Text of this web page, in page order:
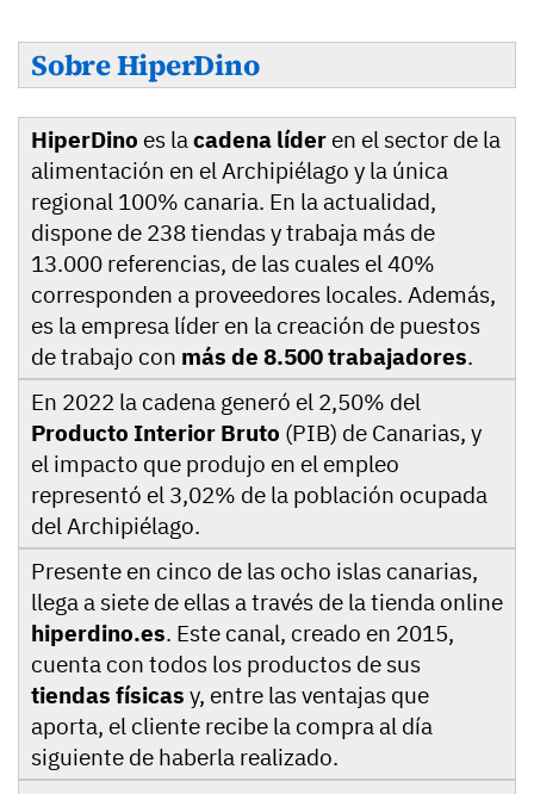
Sobre HiperDino
HiperDino es la cadena líder en el sector de la
alimentación en el Archipiélago y la única
regional 100% canaria. En la actualidad,
dispone de 238 tiendas y trabaja más de
13.000 referencias, de las cuales el 40%
corresponden a proveedores locales. Además,
es la empresa líder en la creación de puestos
de trabajo con más de 8.500 trabajadores.
En 2022 la cadena generó el 2,50% del
Producto Interior Bruto (PIB) de Canarias, y
el impacto que produjo en el empleo
representó el 3,02% de la población ocupada
del Archipiélago.
Presente en cinco de las ocho islas canarias,
llega a siete de ellas a través de la tienda online
hiperdino.es. Este canal, creado en 2015,
cuenta con todos los productos de sus
tiendas físicas y, entre las ventajas que
aporta, el cliente recibe la compra al día
siguiente de haberla realizado.